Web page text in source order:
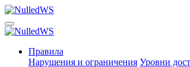
Правила
Нарушения и ограничения Уровни